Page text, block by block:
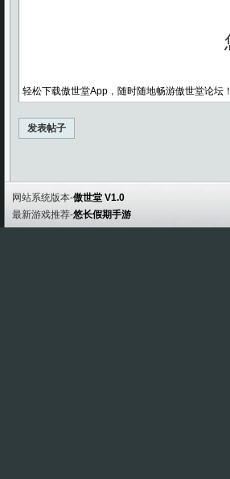
轻松下载傲世堂App，随时随地畅游傲世堂论坛！
发表帖子
网站系统版本-傲世堂 V1.0
最新游戏推荐-悠长假期手游